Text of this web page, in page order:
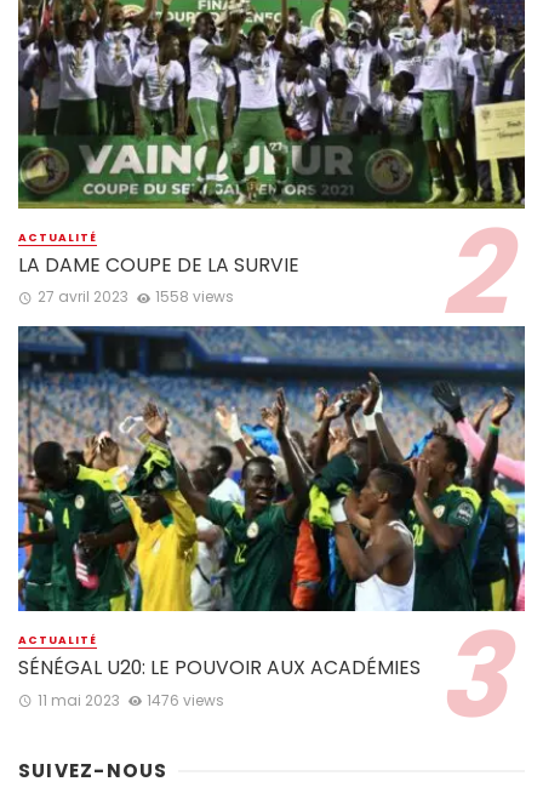
ACTUALITÉ
LA DAME COUPE DE LA SURVIE
27 avril 2023 1558 views
ACTUALITÉ
SÉNÉGAL U20: LE POUVOIR AUX ACADÉMIES
11 mai 2023 1476 views
SUIVEZ-NOUS